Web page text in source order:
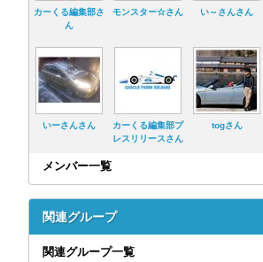
カーくる編集部さ
ん
モンスター☆さん い～さんさん
いーさんさん
カーくる編集部プ
レスリリースさん
togさん
メンバー一覧
関連グループ
関連グループ一覧